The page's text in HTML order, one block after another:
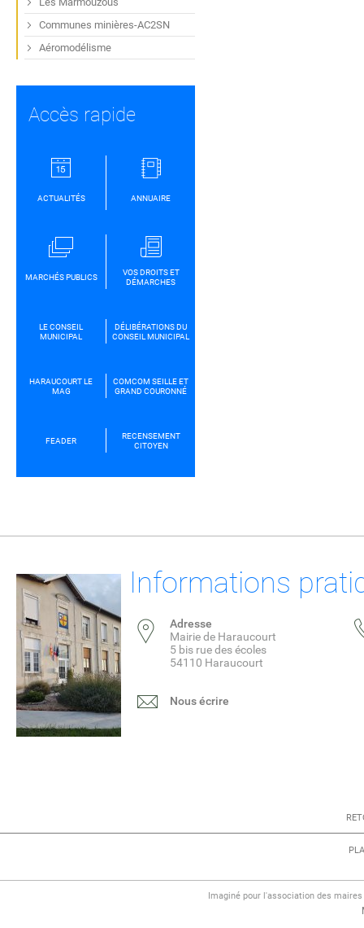
Communes minières-AC2SN
Aéromodélisme
Accès rapide
ACTUALITÉS ANNUAIRE
MARCHÉS PUBLICS
VOS DROITS ET
DÉMARCHES
LE CONSEIL
MUNICIPAL
DÉLIBÉRATIONS DU
CONSEIL MUNICIPAL
HARAUCOURT LE
MAG
COMCOM SEILLE ET
GRAND COURONNÉ
FEADER
RECENSEMENT
CITOYEN
Informations
Adresse
Mairie de Haraucourt
5 bis rue des écoles
54110 Haraucourt
Nous écrire
Imaginé pour l'association des